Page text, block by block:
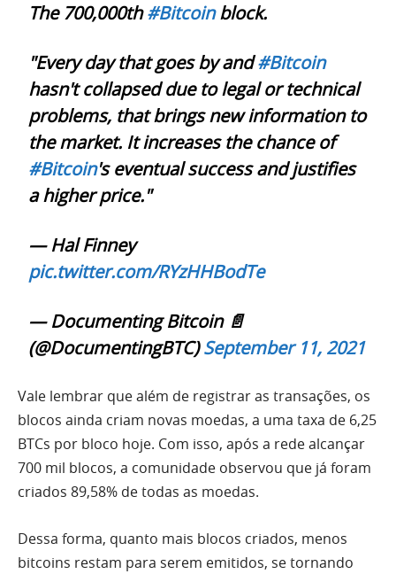
The 700,000th#Bitcoinblock.
"Every day that goes by and#Bitcoin
hasn't collapsed due to legal or technical
problems, that brings new information to
the market. It increases the chance of
#Bitcoin's eventual success and justifies
a higher price."
— Hal Finney
pic.twitter.com/RYzHHBodTe
— Documenting Bitcoin 📄
(@DocumentingBTC)September 11, 2021
Vale lembrar que além de registrar as transações, os
blocos ainda criam novas moedas, a uma taxa de 6,25
BTCs por bloco hoje. Com isso, após a rede alcançar
700 mil blocos, a comunidade observou que já foram
criados 89,58% de todas as moedas.
Dessa forma, quanto mais blocos criados, menos
bitcoins restam para serem emitidos, se tornando